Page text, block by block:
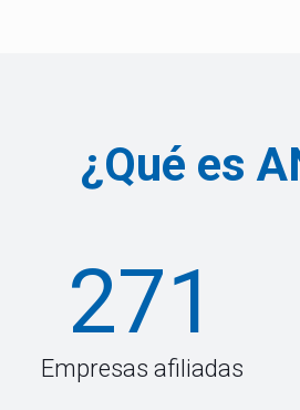
¿Qué es
271
Empresas afiliadas